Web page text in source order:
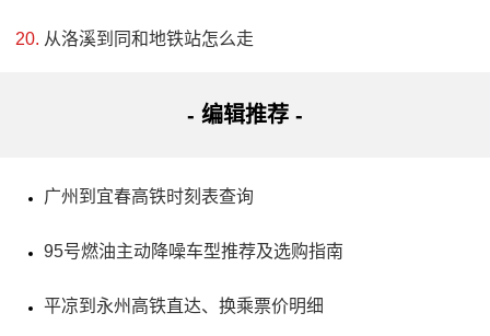
评级：AAAAA
家国家5A级旅游景区，并获得多项荣誉。它也被评为“中国品
牌100强”和“亚洲品牌500强”。这一点充分说明了该景点的独
从洛溪到同和地铁站怎么走
- 编辑推荐 -
广州到宜春高铁时刻表查询
95号燃油主动降噪车型推荐及选购指南
平凉到永州高铁直达、换乘票价明细